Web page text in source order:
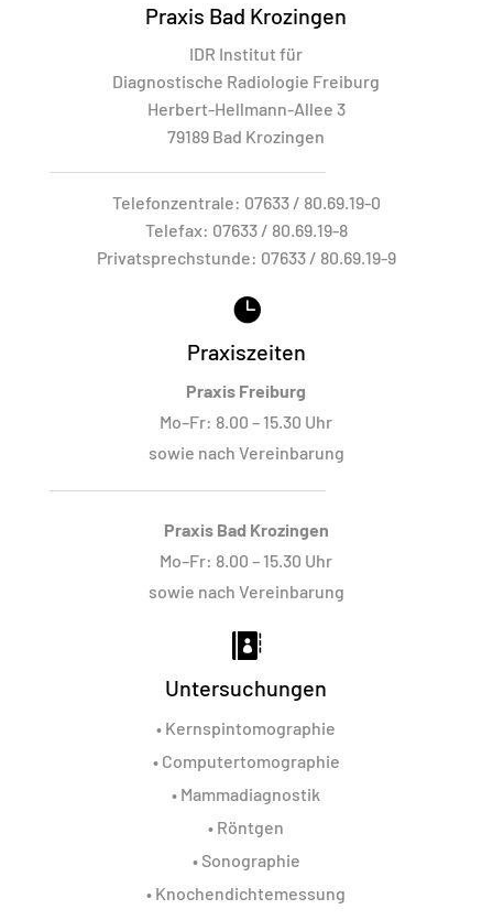
Praxis Bad Krozingen
IDR Institut für
Diagnostische Radiologie Freiburg
Herbert-Hellmann-Allee 3
79189 Bad Krozingen
Telefonzentrale: 07633 / 80.69.19-0
Telefax: 07633 / 80.69.19-8
Privatsprechstunde: 07633 / 80.69.19-9

Praxiszeiten
Praxis Freiburg
Mo–Fr: 8.00 – 15.30 Uhr
sowie nach Vereinbarung
Praxis Bad Krozingen
Mo–Fr: 8.00 – 15.30 Uhr
sowie nach Vereinbarung

Untersuchungen
• Kernspintomographie
• Computertomographie
• Mammadiagnostik
• Röntgen
• Sonographie
• Knochendichtemessung